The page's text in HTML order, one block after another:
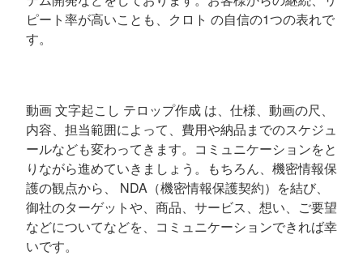
ピート率が高いことも、クロト の自信の1つの表れで
す。
動画 文字起こし テロップ作成 は、仕様、動画の尺、
内容、担当範囲によって、費用や納品までのスケジュ
ールなども変わってきます。コミュニケーションをと
りながら進めていきましょう。もちろん、機密情報保
護の観点から、 NDA（機密情報保護契約）を結び、
御社のターゲットや、商品、サービス、想い、ご要望
などについてなどを、コミュニケーションできれば幸
いです。